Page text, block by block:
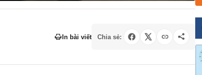
In bài viết Chia sẻ: